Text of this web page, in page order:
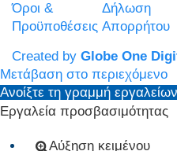
Όροι &
Προϋποθέσεις
Δήλωση
Απορρήτου
Created by Globe One
Μετάβαση στο περιεχόμενο
Ανοίξτε τη γραμμή εργαλείων
Εργαλεία προσβασιμότητας
Αύξηση κειμένου